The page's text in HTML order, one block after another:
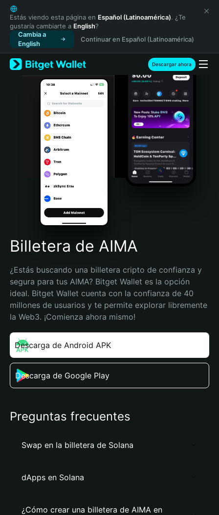
English
日本語
Tiếng Việt
Русский
Español (Latinoamérica)
Türkçe
Italiano
Português (Portugal)
Bahasa Indonesia
Português (Brasil)
Español (Argentina)
Estás viendo esta página en Español (Latinoamérica). ¿Te
gustaría cambiarte a English?
Cambia a
English
Continuar en Español (Latinoamérica)
Descargar ahora
Billetera de AIMA
¿Estás buscando una billetera cripto de confianza y
segura para tus AIMA? Bitget Wallet es la opción
ideal. Bitget Wallet cuenta con la confianza de 40
millones de usuarios y te permite explorar libremente
la Web3. ¡Comienza ahora mismo!
Descarga de Android APK
Descarga de Google Play
Preguntas frecuentes
Swap en la billetera de Solana
dApps en Solana
¿Cómo crear una billetera de AIMA en